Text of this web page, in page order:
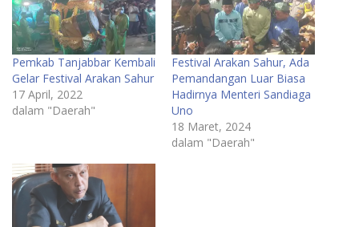
Pemkab Tanjabbar Kembali
Gelar Festival Arakan Sahur
17 April, 2022
dalam "Daerah"
Festival Arakan Sahur, Ada
Pemandangan Luar Biasa
Hadirnya Menteri Sandiaga
Uno
18 Maret, 2024
dalam "Daerah"